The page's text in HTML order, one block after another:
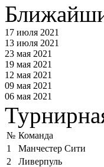
17 июля 2021
13 июля 2021
23 мая 2021
19 мая 2021
12 мая 2021
09 мая 2021
06 мая 2021
№ Команда
1
Манчестер Сити
2
Ливерпуль